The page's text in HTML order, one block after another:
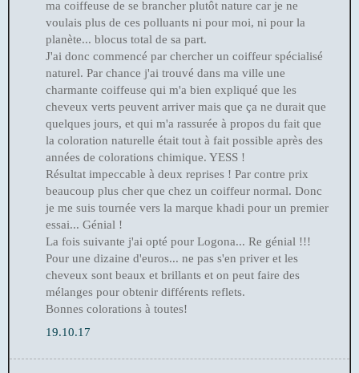
ma coiffeuse de se brancher plutôt nature car je ne
voulais plus de ces polluants ni pour moi, ni pour la
planète... blocus total de sa part.
J'ai donc commencé par chercher un coiffeur spécialisé
naturel. Par chance j'ai trouvé dans ma ville une
charmante coiffeuse qui m'a bien expliqué que les
cheveux verts peuvent arriver mais que ça ne durait que
quelques jours, et qui m'a rassurée à propos du fait que
la coloration naturelle était tout à fait possible après des
années de colorations chimique. YESS !
Résultat impeccable à deux reprises ! Par contre prix
beaucoup plus cher que chez un coiffeur normal. Donc
je me suis tournée vers la marque khadi pour un premier
essai... Génial !
La fois suivante j'ai opté pour Logona... Re génial !!!
Pour une dizaine d'euros... ne pas s'en priver et les
cheveux sont beaux et brillants et on peut faire des
mélanges pour obtenir différents reflets.
Bonnes colorations à toutes!
19.10.17